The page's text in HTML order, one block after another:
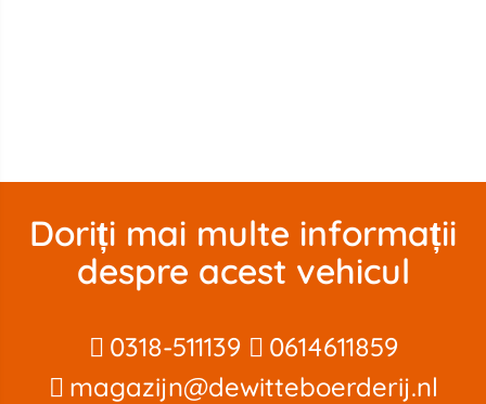
Doriți mai multe informații
despre acest vehicul
0318-511139
0614611859
magazijn@dewitteboerderij.nl